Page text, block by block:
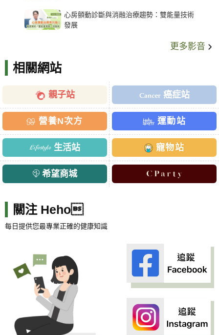
心房顫動診斷與消融治療趨勢：雙能量技術
發展
更多影音
相關網站
親子站 癌症站
營養N次方 運動站
生活站 寵物站
希望商城
關注 Heho
每日提供您最專業正確的健康知識